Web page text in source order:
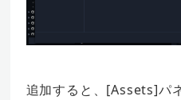
追加すると、[Assets]パ